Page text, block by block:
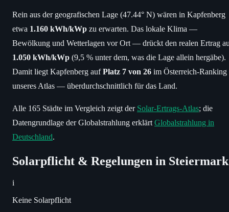
Rein aus der geografischen Lage (47.44° N) wären in Kapfenberg
etwa 1.160 kWh/kWp zu erwarten. Das lokale Klima —
Bewölkung und Wetterlagen vor Ort — drückt den realen Ertrag
1.050 kWh/kWp (9,5 % unter dem, was die Lage allein hergäbe).
Damit liegt Kapfenberg aufPlatz 7 von 26 im Österreich-Ranking
unseres Atlas — überdurchschnittlich für das Land.
Alle 165 Städte im Vergleich zeigt der Solar-Ertrags-Atlas; die
Datengrundlage der Globalstrahlung erklärt Globalstrahlung in
Deutschland.
Solarpflicht & Regelungen in Steiermark
i
Keine Solarpflicht